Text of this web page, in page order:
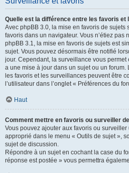
Quelle est la différence entre les favoris et
Avec phpBB 3.0, la mise en favoris de sujets
favoris dans un navigateur. Vous n’étiez pas
phpBB 3.1, la mise en favoris de sujets est
sujet. Vous pouvez désormais être notifié
jour. Cependant, la surveillance vous permet
a une mise à jour dans un sujet ou un
les favoris et les surveillances peuvent être
l’utilisateur dans l’onglet « Préférences du
Haut
Comment mettre en favoris ou surveiller
Vous pouvez ajouter aux favoris ou
approprié dans le menu « Outils de sujet »,
sujet de discussion.
Répondre à un sujet en cochant la case du
réponse est postée » vous permettra